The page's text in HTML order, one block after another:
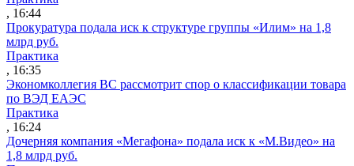
, 16:44
Прокуратура подала иск к структуре группы «Илим» на 1,8
млрд руб.
Практика
, 16:35
Экономколлегия ВС рассмотрит спор о классификации товара
по ВЭД ЕАЭС
Практика
, 16:24
Дочерняя компания «Мегафона» подала иск к «М.Видео» на
1,8 млрд руб.